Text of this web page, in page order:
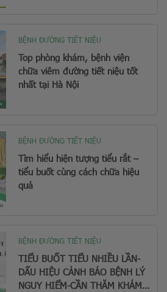
BỆNH ĐƯỜNG TIẾT NIỆU
Top phòng khám, bệnh viện
chữa viêm đường tiết niệu tốt
nhất tại Hà Nội
BỆNH ĐƯỜNG TIẾT NIỆU
Tìm hiểu hiện tượng tiểu rắt –
tiểu buốt cùng cách chữa hiệu
quả
BỆNH ĐƯỜNG TIẾT NIỆU
TIỂU BUỐT TIỂU NHIỀU LẦN-
DẤU HIỆU CẢNH BÁO BỆNH LÝ
NGUY HIỂM-CẦN THĂM KHÁM